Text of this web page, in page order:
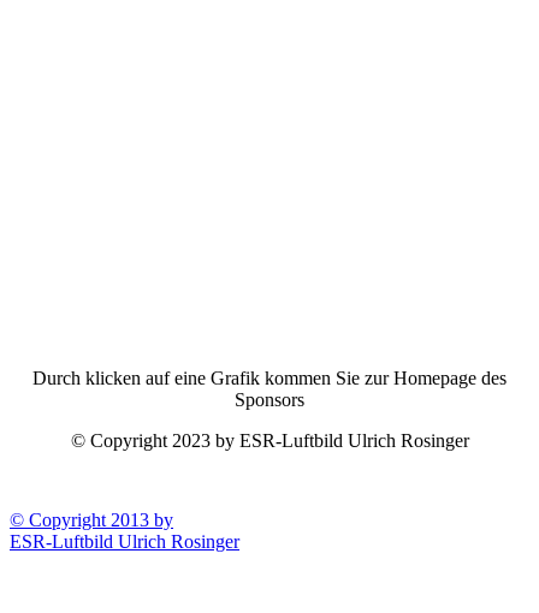
Durch klicken auf eine Grafik kommen Sie zur Homepage des
Sponsors
© Copyright 2023 by ESR-Luftbild Ulrich Rosinger
© Copyright 2013 by
ESR-Luftbild Ulrich Rosinger